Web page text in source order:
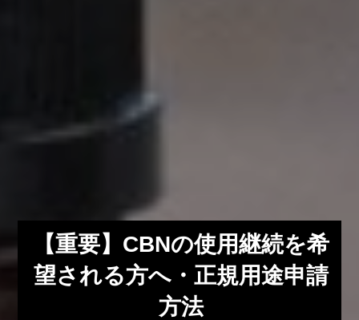
【重要】CBNの使用継続を希
望される方へ・正規用途申請
方法